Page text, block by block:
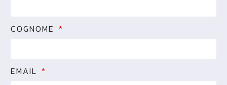
COGNOME
EMAIL